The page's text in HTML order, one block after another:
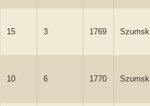
15 3 1769 Szumsk
10 6 1770 Szumsk